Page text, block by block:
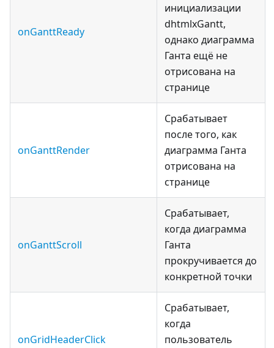
onGanttReady
инициализации
dhtmlxGantt,
однако диаграмма
Ганта ещё не
отрисована на
странице
onGanttRender
Срабатывает
после того, как
диаграмма Ганта
отрисована на
странице
onGanttScroll
Срабатывает,
когда диаграмма
Ганта
прокручивается до
конкретной точки
onGridHeaderClick
Срабатывает,
когда
пользователь